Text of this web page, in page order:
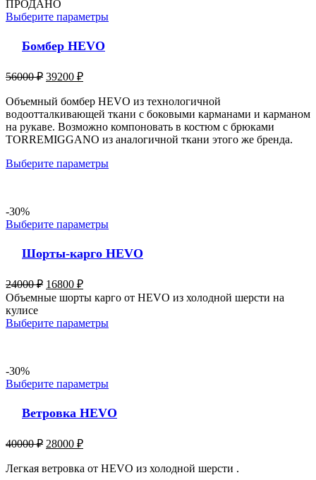
ПРОДАНО
Выберите параметры
Бомбер HEVO
56000₽ 39200 ₽
Объемный бомбер HEVO из технологичной
водоотталкивающей ткани с боковыми карманами и карманом
на рукаве. Возможно компоновать в костюм с брюками
TORREMIGGANO из аналогичной ткани этого же бренда.
Выберите параметры
-30%
Выберите параметры
Шорты-карго HEVO
24000₽ 16800 ₽
Объемные шорты карго от HEVO из холодной шерсти на
кулисе
Выберите параметры
-30%
Выберите параметры
Ветровка HEVO
40000₽ 28000 ₽
Легкая ветровка от HEVO из холодной шерсти .